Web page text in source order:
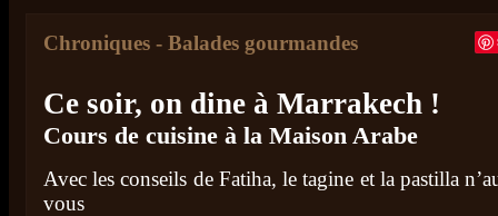
Chroniques - Balades gourmandes
Ce soir, on dine à Marrakech !
Cours de cuisine à la Maison Arabe
Avec les conseils de Fatiha, le tagine et la pastilla
vous